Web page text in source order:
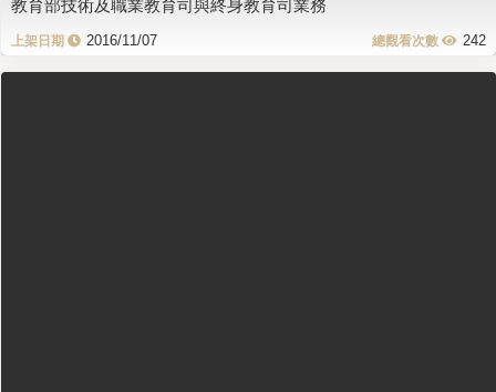
教育部技術及職業教育司與終身教育司業務
2016/11/07 242